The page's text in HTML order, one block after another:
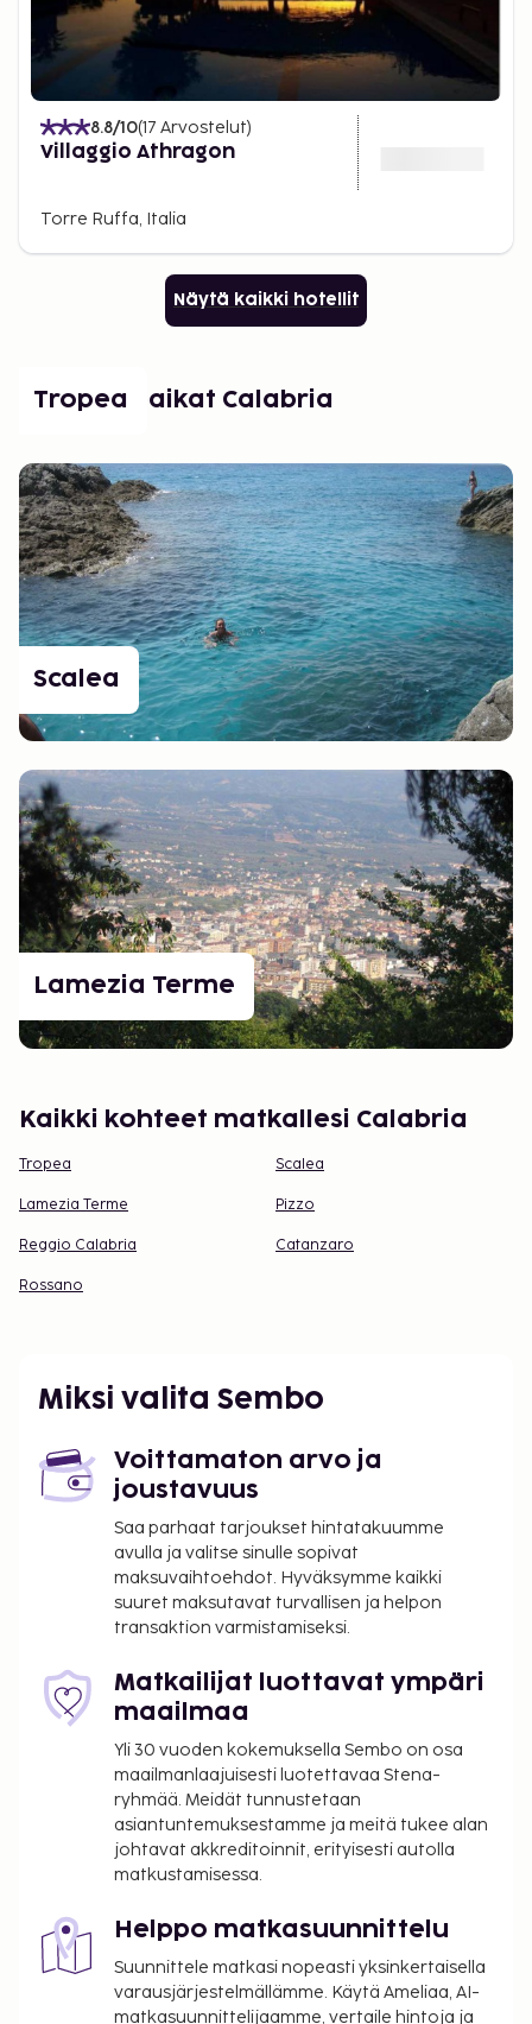
8.8/10(17 Arvostelut)
Villaggio Athragon
Torre Ruffa, Italia
Näytä kaikki hotellit
Suositut paikat Calabria
Tropea
Scalea
Lamezia Terme
Kaikki kohteet matkallesi Calabria
Tropea Scalea
Lamezia Terme Pizzo
Reggio Calabria Catanzaro
Rossano
Miksi valita Sembo
Voittamaton arvo ja
joustavuus
Saa parhaat tarjoukset hintatakuumme
avulla ja valitse sinulle sopivat
maksuvaihtoehdot. Hyväksymme kaikki
suuret maksutavat turvallisen ja helpon
transaktion varmistamiseksi.
Matkailijat luottavat ympäri
maailmaa
Yli 30 vuoden kokemuksella Sembo on osa
maailmanlaajuisesti luotettavaa Stena-
ryhmää. Meidät tunnustetaan
asiantuntemuksestamme ja meitä tukee alan
johtavat akkreditoinnit, erityisesti autolla
matkustamisessa.
Helppo matkasuunnittelu
Suunnittele matkasi nopeasti yksinkertaisella
varausjärjestelmällämme. Käytä Ameliaa, AI-
matkasuunnittelijaamme, vertaile hintoja ja